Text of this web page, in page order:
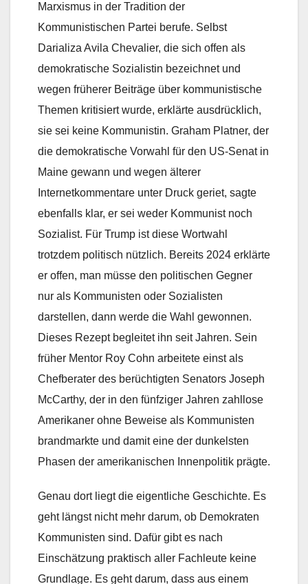
Marxismus in der Tradition der
Kommunistischen Partei berufe. Selbst
Darializa Avila Chevalier, die sich offen als
demokratische Sozialistin bezeichnet und
wegen früherer Beiträge über kommunistische
Themen kritisiert wurde, erklärte ausdrücklich,
sie sei keine Kommunistin. Graham Platner, der
die demokratische Vorwahl für den US-Senat in
Maine gewann und wegen älterer
Internetkommentare unter Druck geriet, sagte
ebenfalls klar, er sei weder Kommunist noch
Sozialist. Für Trump ist diese Wortwahl
trotzdem politisch nützlich. Bereits 2024 erklärte
er offen, man müsse den politischen Gegner
nur als Kommunisten oder Sozialisten
darstellen, dann werde die Wahl gewonnen.
Dieses Rezept begleitet ihn seit Jahren. Sein
früher Mentor Roy Cohn arbeitete einst als
Chefberater des berüchtigten Senators Joseph
McCarthy, der in den fünfziger Jahren zahllose
Amerikaner ohne Beweise als Kommunisten
brandmarkte und damit eine der dunkelsten
Phasen der amerikanischen Innenpolitik prägte.
Genau dort liegt die eigentliche Geschichte. Es
geht längst nicht mehr darum, ob Demokraten
Kommunisten sind. Dafür gibt es nach
Einschätzung praktisch aller Fachleute keine
Grundlage. Es geht darum, dass aus einem